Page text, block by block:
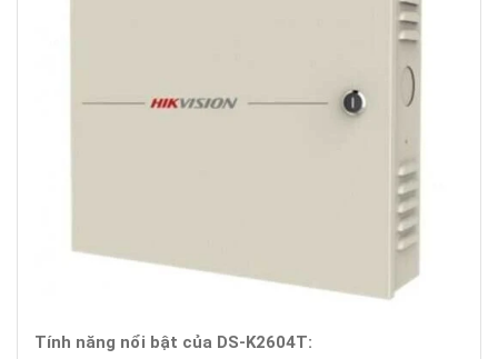
Tính năng nổi bật của DS-K2604T: